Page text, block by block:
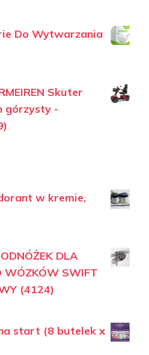
Do Wytwarzania
Skuter
górzysty -
w kremie,
DLA
WÓZKÓW SWIFT
(4124)
start (8 butelek x